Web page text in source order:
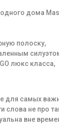
дома
полоску,
люкс класса,
самых
слова не про
вне